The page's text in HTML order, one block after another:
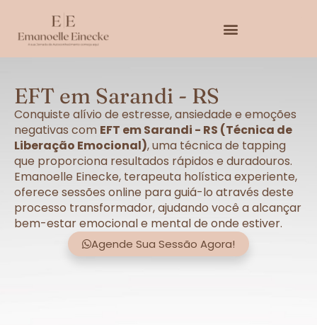
EFT em Sarandi - RS
Conquiste alívio de estresse, ansiedade e emoções
negativas com EFT em Sarandi - RS (Técnica de
Liberação Emocional), uma técnica de tapping
que proporciona resultados rápidos e duradouros.
Emanoelle Einecke, terapeuta holística experiente,
oferece sessões online para guiá-lo através deste
processo transformador, ajudando você a alcançar
bem-estar emocional e mental de onde estiver.
Agende Sua Sessão Agora!